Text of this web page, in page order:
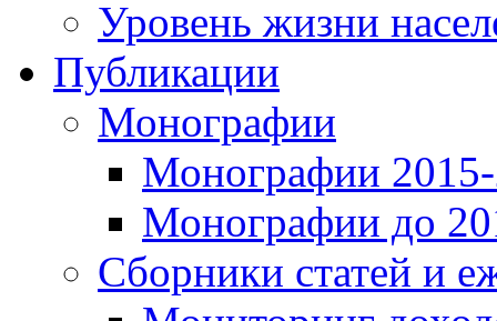
Уровень жизни
Публикации
Монографии
Монографии 2015-
Монографии до
Сборники статей и